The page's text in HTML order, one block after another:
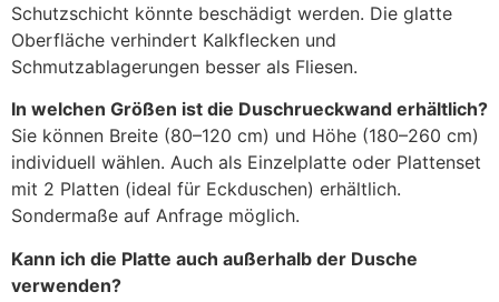
Schutzschicht könnte beschädigt werden. Die glatte
Oberfläche verhindert Kalkflecken und
Schmutzablagerungen besser als Fliesen.
In welchen Größen ist die Duschrueckwand erhältlich?
Sie können Breite (80–120 cm) und Höhe (180–260 cm)
individuell wählen. Auch als Einzelplatte oder Plattenset
mit 2 Platten (ideal für Eckduschen) erhältlich.
Sondermaße auf Anfrage möglich.
Kann ich die Platte auch außerhalb der Dusche
verwenden?